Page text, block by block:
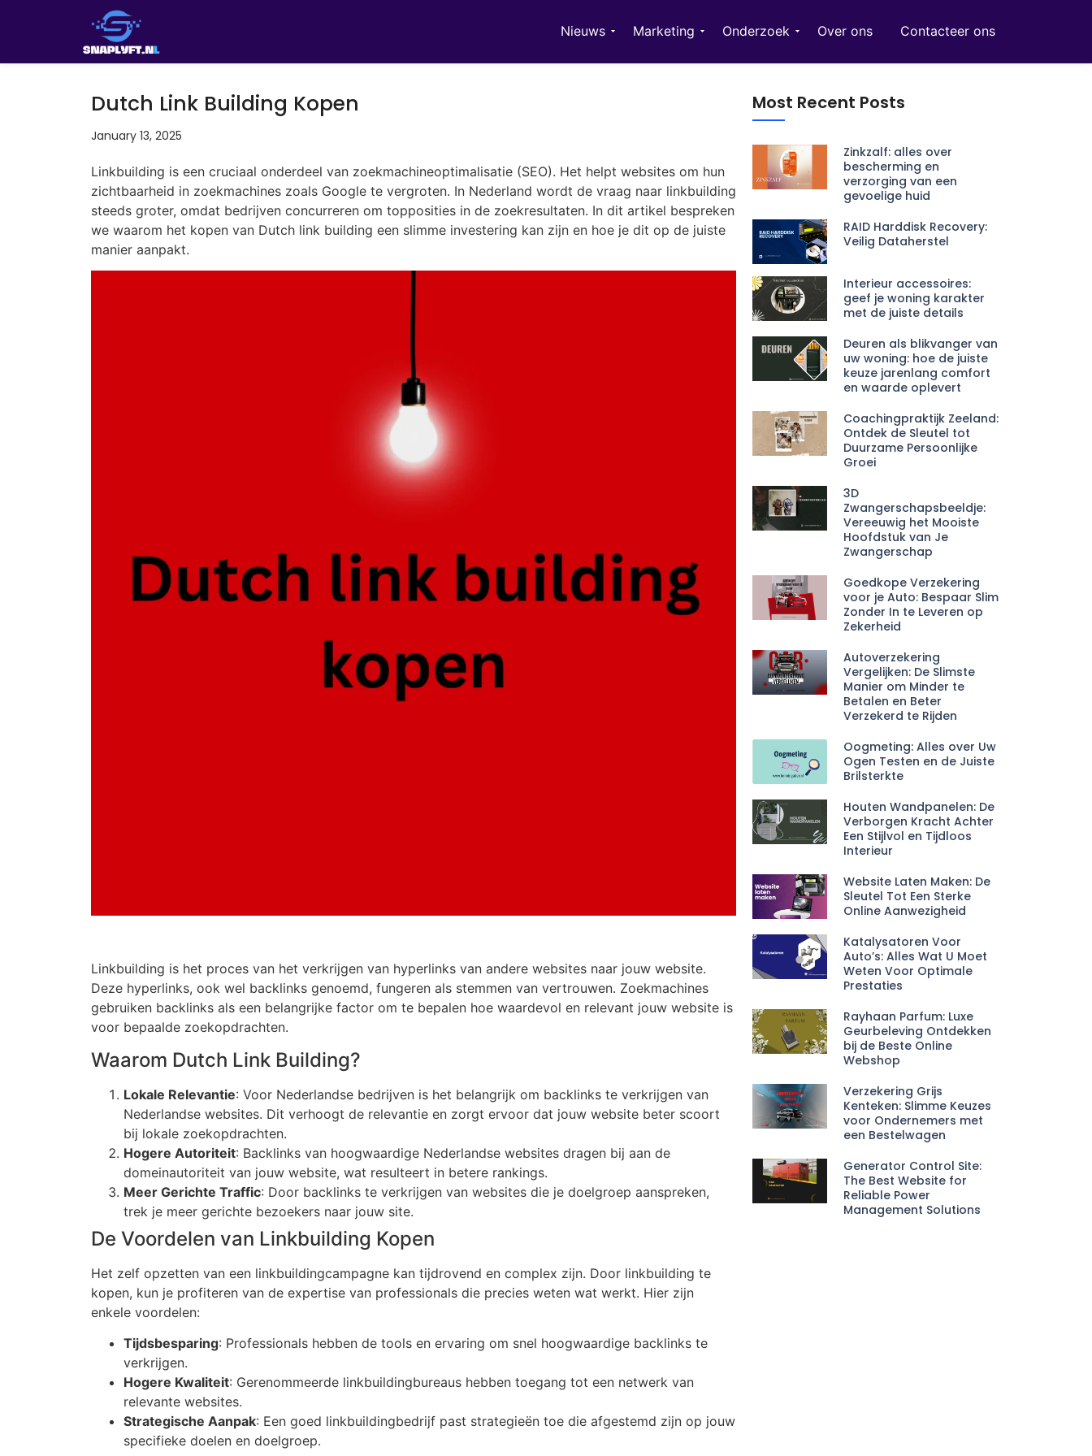
Nieuws Marketing Onderzoek Over ons Contacteer ons
Dutch Link Building Kopen
January 13, 2025
Linkbuilding is een cruciaal onderdeel van zoekmachineoptimalisatie (SEO). Het helpt websites om hun
zichtbaarheid in zoekmachines zoals Google te vergroten. In Nederland wordt de vraag naar linkbuilding
steeds groter, omdat bedrijven concurreren om topposities in de zoekresultaten. In dit artikel bespreken
we waarom het kopen van Dutch link building een slimme investering kan zijn en hoe je dit op de juiste
manier aanpakt.
Linkbuilding is het proces van het verkrijgen van hyperlinks van andere websites naar jouw website.
Deze hyperlinks, ook wel backlinks genoemd, fungeren als stemmen van vertrouwen. Zoekmachines
gebruiken backlinks als een belangrijke factor om te bepalen hoe waardevol en relevant jouw website is
voor bepaalde zoekopdrachten.
Waarom Dutch Link Building?
Lokale Relevantie: Voor Nederlandse bedrijven is het belangrijk om backlinks te verkrijgen van
Nederlandse websites. Dit verhoogt de relevantie en zorgt ervoor dat jouw website beter scoort
bij lokale zoekopdrachten.
Hogere Autoriteit: Backlinks van hoogwaardige Nederlandse websites dragen bij aan de
domeinautoriteit van jouw website, wat resulteert in betere rankings.
Meer Gerichte Traffic: Door backlinks te verkrijgen van websites die je doelgroep aanspreken,
trek je meer gerichte bezoekers naar jouw site.
De Voordelen van Linkbuilding Kopen
Het zelf opzetten van een linkbuildingcampagne kan tijdrovend en complex zijn. Door linkbuilding te
kopen, kun je profiteren van de expertise van professionals die precies weten wat werkt. Hier zijn
enkele voordelen:
Tijdsbesparing: Professionals hebben de tools en ervaring om snel hoogwaardige backlinks te
verkrijgen.
Hogere Kwaliteit: Gerenommeerde linkbuildingbureaus hebben toegang tot een netwerk van
relevante websites.
Strategische Aanpak: Een goed linkbuildingbedrijf past strategieën toe die afgestemd zijn op jouw
specifieke doelen en doelgroep.
Most Recent Posts
Zinkzalf: alles over
bescherming en
verzorging van een
gevoelige huid
RAID Harddisk Recovery:
Veilig Dataherstel
Interieur accessoires:
geef je woning karakter
met de juiste details
Deuren als blikvanger van
uw woning: hoe de juiste
keuze jarenlang comfort
en waarde oplevert
Coachingpraktijk Zeeland:
Ontdek de Sleutel tot
Duurzame Persoonlijke
Groei
3D
Zwangerschapsbeeldje:
Vereeuwig het Mooiste
Hoofdstuk van Je
Zwangerschap
Goedkope Verzekering
voor je Auto: Bespaar Slim
Zonder In te Leveren op
Zekerheid
Autoverzekering
Vergelijken: De Slimste
Manier om Minder te
Betalen en Beter
Verzekerd te Rijden
Oogmeting: Alles over Uw
Ogen Testen en de Juiste
Brilsterkte
Houten Wandpanelen: De
Verborgen Kracht Achter
Een Stijlvol en Tijdloos
Interieur
Website Laten Maken: De
Sleutel Tot Een Sterke
Online Aanwezigheid
Katalysatoren Voor
Auto’s: Alles Wat U Moet
Weten Voor Optimale
Prestaties
Rayhaan Parfum: Luxe
Geurbeleving Ontdekken
bij de Beste Online
Webshop
Verzekering Grijs
Kenteken: Slimme Keuzes
voor Ondernemers met
een Bestelwagen
Generator Control Site:
The Best Website for
Reliable Power
Management Solutions